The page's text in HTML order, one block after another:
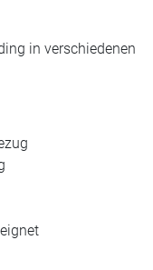
in verschiedenen